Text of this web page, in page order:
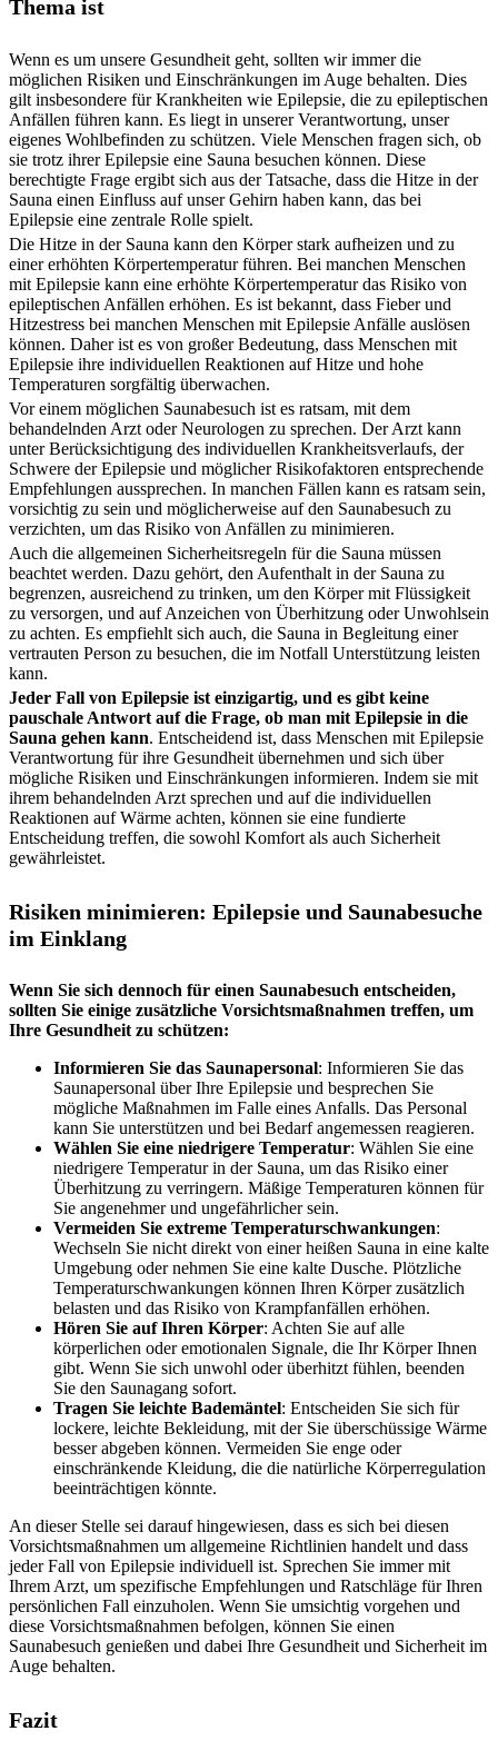
Thema ist
Wenn es um unsere Gesundheit geht, sollten wir immer die
möglichen Risiken und Einschränkungen im Auge behalten. Dies
gilt insbesondere für Krankheiten wie Epilepsie, die zu epileptischen
Anfällen führen kann. Es liegt in unserer Verantwortung, unser
eigenes Wohlbefinden zu schützen. Viele Menschen fragen sich, ob
sie trotz ihrer Epilepsie eine Sauna besuchen können. Diese
berechtigte Frage ergibt sich aus der Tatsache, dass die Hitze in der
Sauna einen Einfluss auf unser Gehirn haben kann, das bei
Epilepsie eine zentrale Rolle spielt.
Die Hitze in der Sauna kann den Körper stark aufheizen und zu
einer erhöhten Körpertemperatur führen. Bei manchen Menschen
mit Epilepsie kann eine erhöhte Körpertemperatur das Risiko von
epileptischen Anfällen erhöhen. Es ist bekannt, dass Fieber und
Hitzestress bei manchen Menschen mit Epilepsie Anfälle auslösen
können. Daher ist es von großer Bedeutung, dass Menschen mit
Epilepsie ihre individuellen Reaktionen auf Hitze und hohe
Temperaturen sorgfältig überwachen.
Vor einem möglichen Saunabesuch ist es ratsam, mit dem
behandelnden Arzt oder Neurologen zu sprechen. Der Arzt kann
unter Berücksichtigung des individuellen Krankheitsverlaufs, der
Schwere der Epilepsie und möglicher Risikofaktoren entsprechende
Empfehlungen aussprechen. In manchen Fällen kann es ratsam sein,
vorsichtig zu sein und möglicherweise auf den Saunabesuch zu
verzichten, um das Risiko von Anfällen zu minimieren.
Auch die allgemeinen Sicherheitsregeln für die Sauna müssen
beachtet werden. Dazu gehört, den Aufenthalt in der Sauna zu
begrenzen, ausreichend zu trinken, um den Körper mit Flüssigkeit
zu versorgen, und auf Anzeichen von Überhitzung oder Unwohlsein
zu achten. Es empfiehlt sich auch, die Sauna in Begleitung einer
vertrauten Person zu besuchen, die im Notfall Unterstützung leisten
kann.
Jeder Fall von Epilepsie ist einzigartig, und es gibt keine
pauschale Antwort auf die Frage, ob man mit Epilepsie in die
Sauna gehen kann. Entscheidend ist, dass Menschen mit Epilepsie
Verantwortung für ihre Gesundheit übernehmen und sich über
mögliche Risiken und Einschränkungen informieren. Indem sie mit
ihrem behandelnden Arzt sprechen und auf die individuellen
Reaktionen auf Wärme achten, können sie eine fundierte
Entscheidung treffen, die sowohl Komfort als auch Sicherheit
gewährleistet.
Risiken minimieren: Epilepsie und Saunabesuche
im Einklang
Wenn Sie sich dennoch für einen Saunabesuch entscheiden,
sollten Sie einige zusätzliche Vorsichtsmaßnahmen treffen, um
Ihre Gesundheit zu schützen:
Informieren Sie das Saunapersonal: Informieren Sie das
Saunapersonal über Ihre Epilepsie und besprechen Sie
mögliche Maßnahmen im Falle eines Anfalls. Das Personal
kann Sie unterstützen und bei Bedarf angemessen reagieren.
Wählen Sie eine niedrigere Temperatur: Wählen Sie eine
niedrigere Temperatur in der Sauna, um das Risiko einer
Überhitzung zu verringern. Mäßige Temperaturen können für
Sie angenehmer und ungefährlicher sein.
Vermeiden Sie extreme Temperaturschwankungen:
Wechseln Sie nicht direkt von einer heißen Sauna in eine kalte
Umgebung oder nehmen Sie eine kalte Dusche. Plötzliche
Temperaturschwankungen können Ihren Körper zusätzlich
belasten und das Risiko von Krampfanfällen erhöhen.
Hören Sie auf Ihren Körper: Achten Sie auf alle
körperlichen oder emotionalen Signale, die Ihr Körper Ihnen
gibt. Wenn Sie sich unwohl oder überhitzt fühlen, beenden
Sie den Saunagang sofort.
Tragen Sie leichte Bademäntel: Entscheiden Sie sich für
lockere, leichte Bekleidung, mit der Sie überschüssige Wärme
besser abgeben können. Vermeiden Sie enge oder
einschränkende Kleidung, die die natürliche Körperregulation
beeinträchtigen könnte.
An dieser Stelle sei darauf hingewiesen, dass es sich bei diesen
Vorsichtsmaßnahmen um allgemeine Richtlinien handelt und dass
jeder Fall von Epilepsie individuell ist. Sprechen Sie immer mit
Ihrem Arzt, um spezifische Empfehlungen und Ratschläge für Ihren
persönlichen Fall einzuholen. Wenn Sie umsichtig vorgehen und
diese Vorsichtsmaßnahmen befolgen, können Sie einen
Saunabesuch genießen und dabei Ihre Gesundheit und Sicherheit im
Auge behalten.
Fazit